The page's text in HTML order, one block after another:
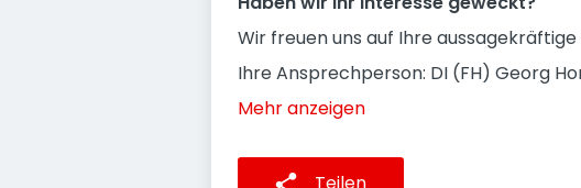
Wir freuen uns auf Ihre
Ihre Ansprechperson: DI (FH) Georg
Mehr anzeigen